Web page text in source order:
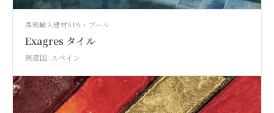
高級輸入建材SPA・プール
Exagres タイル
原産国: スペイン